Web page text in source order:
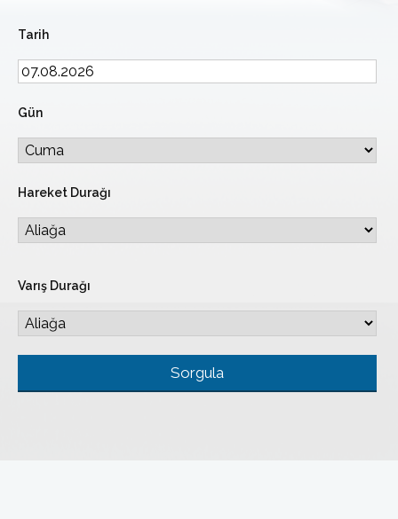
Tarih
Gün
Hareket Durağı
Varış Durağı